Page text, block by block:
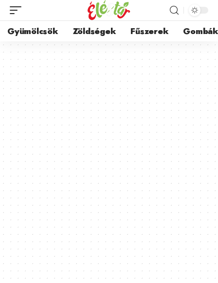
Gyümölcsök Zöldségek Fűszerek Gombák